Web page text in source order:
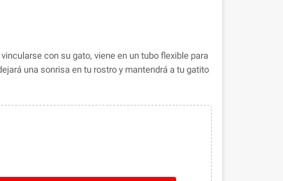
con su gato, viene en un tubo flexible para
una sonrisa en tu rostro y mantendrá a tu gatito